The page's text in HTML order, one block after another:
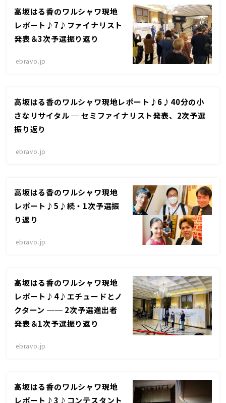
高坂はる香のワルシャワ現地
レポート♪7♪ファイナリスト
発表＆3次予選振り返り
ebravo.jp
高坂はる香のワルシャワ現地レポート♪6♪40分の小
さなリサイタル ─ セミファイナリスト発表、2次予選
振り返り
ebravo.jp
高坂はる香のワルシャワ現地
レポート♪5♪続・1次予選振
り返り
ebravo.jp
高坂はる香のワルシャワ現地
レポート♪4♪エチュードとノ
クターン ── 2次予選進出者
発表＆1次予選振り返り
ebravo.jp
高坂はる香のワルシャワ現地
レポート♪3♪コンテスタント